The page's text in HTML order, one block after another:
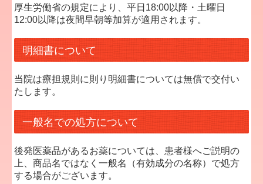
厚生労働省の規定により、平日18:00以降・土曜日
12:00以降は夜間早朝等加算が適用されます。
明細書について
当院は療担規則に則り明細書については無償で交付い
たします。
一般名での処方について
後発医薬品があるお薬については、患者様へご説明の
上、商品名ではなく一般名（有効成分の名称）で処方
する場合がございます。